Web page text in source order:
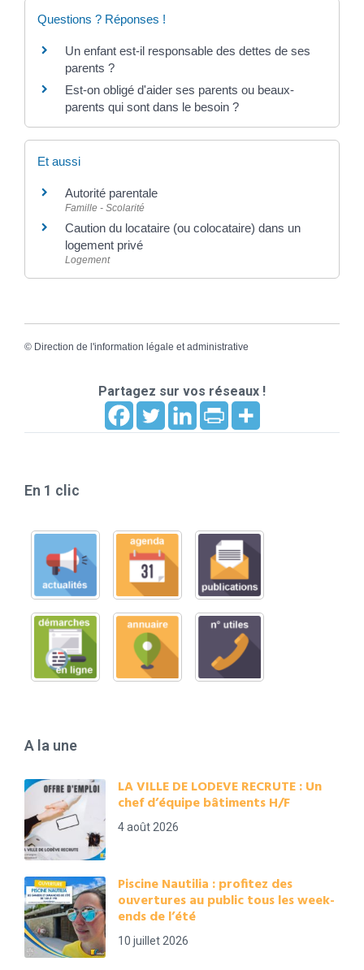
Questions ? Réponses !
Un enfant est-il responsable des dettes de ses
parents ?
Est-on obligé d'aider ses parents ou beaux-
parents qui sont dans le besoin ?
Et aussi
Autorité parentale
Famille - Scolarité
Caution du locataire (ou colocataire) dans un
logement privé
Logement
© Direction de l'information légale et administrative
Partagez sur vos réseaux !
En 1 clic
A la une
LA VILLE DE LODEVE RECRUTE : Un
chef d’équipe bâtiments H/F
4 août 2026
Piscine Nautilia : profitez des
ouvertures au public tous les week-
ends de l’été
10 juillet 2026